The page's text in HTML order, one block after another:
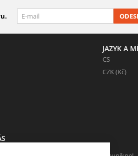
JAZYK A
CS
CZK (Kč)